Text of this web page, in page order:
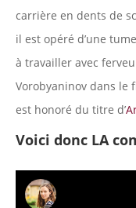
carrière en dents de
il est opéré d’une
à travailler avec
Vorobyaninov dans le
est honoré du titre d’
Voici donc LA